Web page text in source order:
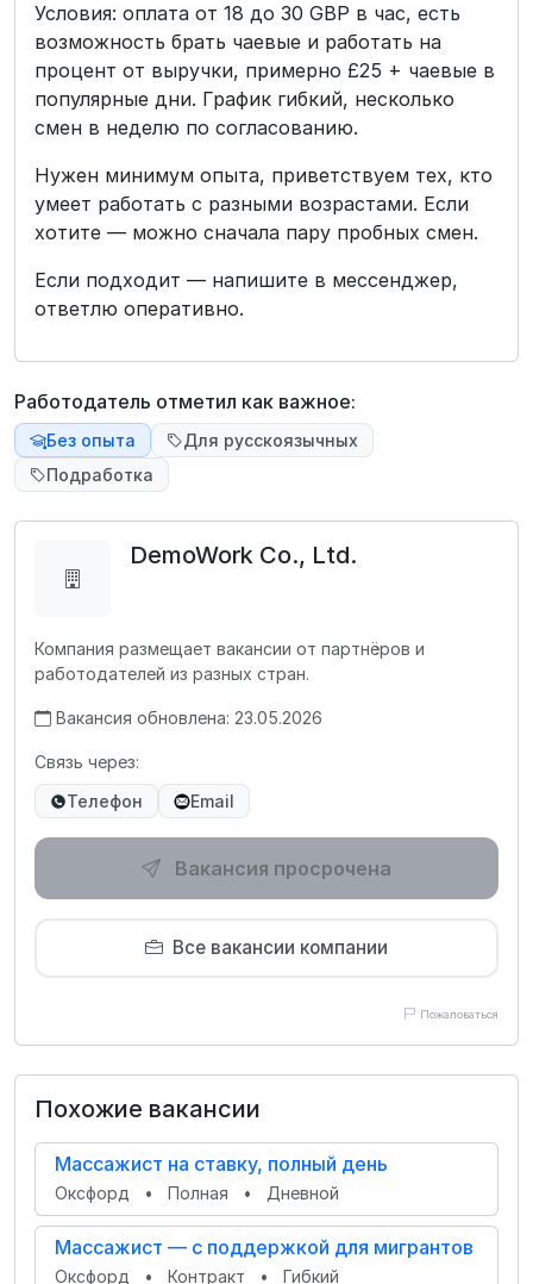
Условия: оплата от 18 до 30 GBP в час, есть
возможность брать чаевые и работать на
процент от выручки, примерно £25 + чаевые в
популярные дни. График гибкий, несколько
смен в неделю по согласованию.
Нужен минимум опыта, приветствуем тех, кто
умеет работать с разными возрастами. Если
хотите — можно сначала пару пробных смен.
Если подходит — напишите в мессенджер,
ответлю оперативно.
Работодатель отметил как важное:
Без опыта
Для русскоязычных
Подработка
DemoWork Co., Ltd.
Компания размещает вакансии от партнёров и
работодателей из разных стран.
Вакансия обновлена: 23.05.2026
Связь через:
Телефон
Email
Вакансия просрочена
Все вакансии компании
Пожаловаться
Похожие вакансии
Массажист на ставку, полный день
Оксфорд • Полная • Дневной
Массажист — с поддержкой для мигрантов
Оксфорд • Контракт • Гибкий